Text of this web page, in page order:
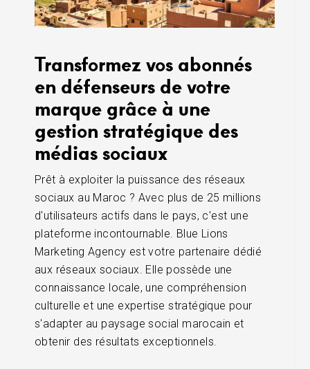
Transformez vos abonnés
en défenseurs de votre
marque grâce à une
gestion stratégique des
médias sociaux
Prêt à exploiter la puissance des réseaux
sociaux au Maroc ? Avec plus de 25 millions
d'utilisateurs actifs dans le pays, c'est une
plateforme incontournable. Blue Lions
Marketing Agency est votre partenaire dédié
aux réseaux sociaux. Elle possède une
connaissance locale, une compréhension
culturelle et une expertise stratégique pour
s'adapter au paysage social marocain et
obtenir des résultats exceptionnels.